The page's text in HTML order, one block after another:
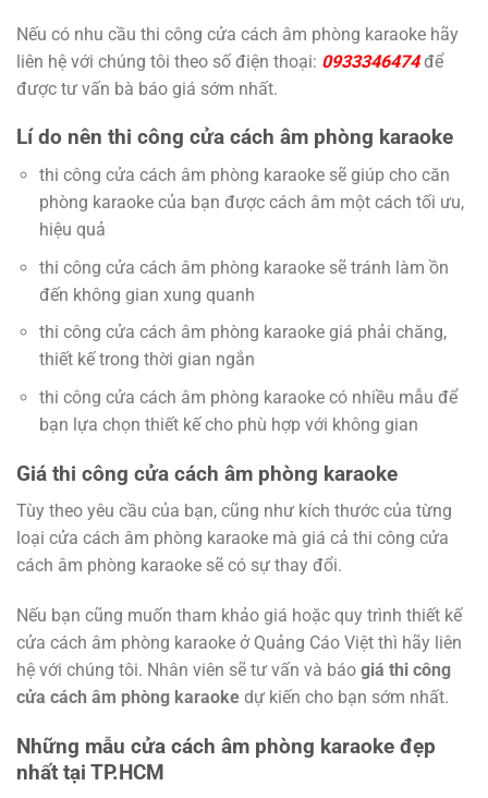
Nếu có nhu cầu thi công cửa cách âm phòng karaoke hãy
liên hệ với chúng tôi theo số điện thoại: 0933346474để
được tư vấn bà báo giá sớm nhất.
Lí do nên thi công cửa cách âm phòng karaoke
thi công cửa cách âm phòng karaoke sẽ giúp cho căn
phòng karaoke của bạn được cách âm một cách tối ưu,
hiệu quả
thi công cửa cách âm phòng karaoke sẽ tránh làm ồn
đến không gian xung quanh
thi công cửa cách âm phòng karaoke giá phải chăng,
thiết kế trong thời gian ngắn
thi công cửa cách âm phòng karaoke có nhiều mẫu để
bạn lựa chọn thiết kế cho phù hợp với không gian
Giá thi công cửa cách âm phòng karaoke
Tùy theo yêu cầu của bạn, cũng như kích thước của từng
loại cửa cách âm phòng karaoke mà giá cả thi công cửa
cách âm phòng karaoke sẽ có sự thay đổi.
Nếu bạn cũng muốn tham khảo giá hoặc quy trình thiết kế
cửa cách âm phòng karaoke ở Quảng Cáo Việt thì hãy liên
hệ với chúng tôi. Nhân viên sẽ tư vấn và báo giá thi công
cửa cách âm phòng karaoke dự kiến cho bạn sớm nhất.
Những mẫu cửa cách âm phòng karaoke đẹp
nhất tại TP.HCM